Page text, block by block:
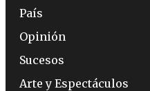
País
Opinión
Sucesos
Arte y Espectáculos